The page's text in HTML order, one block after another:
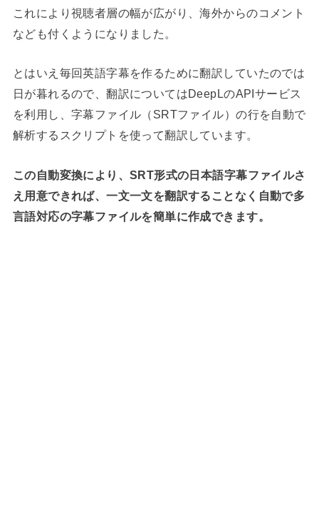
これにより視聴者層の幅が広がり、海外からのコメント
なども付くようになりました。
とはいえ毎回英語字幕を作るために翻訳していたのでは
日が暮れるので、翻訳についてはDeepLのAPIサービス
を利用し、字幕ファイル（SRTファイル）の行を自動で
解析するスクリプトを使って翻訳しています。
この自動変換により、SRT形式の日本語字幕ファイルさ
え用意できれば、一文一文を翻訳することなく自動で多
言語対応の字幕ファイルを簡単に作成できます。